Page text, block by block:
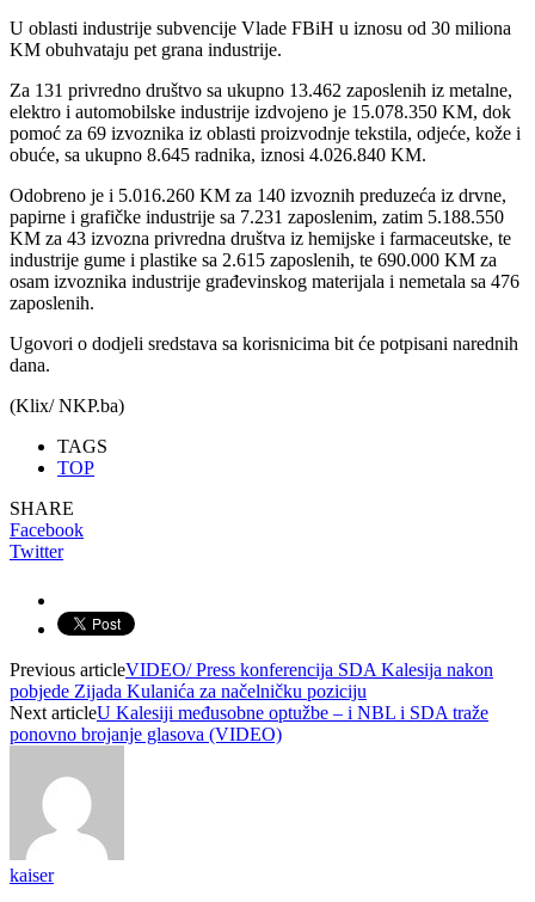
U oblasti industrije subvencije Vlade FBiH u iznosu od 30 miliona
KM obuhvataju pet grana industrije.
Za 131 privredno društvo sa ukupno 13.462 zaposlenih iz metalne,
elektro i automobilske industrije izdvojeno je 15.078.350 KM, dok
pomoć za 69 izvoznika iz oblasti proizvodnje tekstila, odjeće, kože i
obuće, sa ukupno 8.645 radnika, iznosi 4.026.840 KM.
Odobreno je i 5.016.260 KM za 140 izvoznih preduzeća iz drvne,
papirne i grafičke industrije sa 7.231 zaposlenim, zatim 5.188.550
KM za 43 izvozna privredna društva iz hemijske i farmaceutske, te
industrije gume i plastike sa 2.615 zaposlenih, te 690.000 KM za
osam izvoznika industrije građevinskog materijala i nemetala sa 476
zaposlenih.
Ugovori o dodjeli sredstava sa korisnicima bit će potpisani narednih
dana.
(Klix/ NKP.ba)
TAGS
TOP
SHARE
Facebook
Twitter
Previous articleVIDEO/ Press konferencija SDA Kalesija nakon
pobjede Zijada Kulanića za načelničku poziciju
Next articleU Kalesiji međusobne optužbe – i NBL i SDA traže
ponovno brojanje glasova (VIDEO)
kaiser